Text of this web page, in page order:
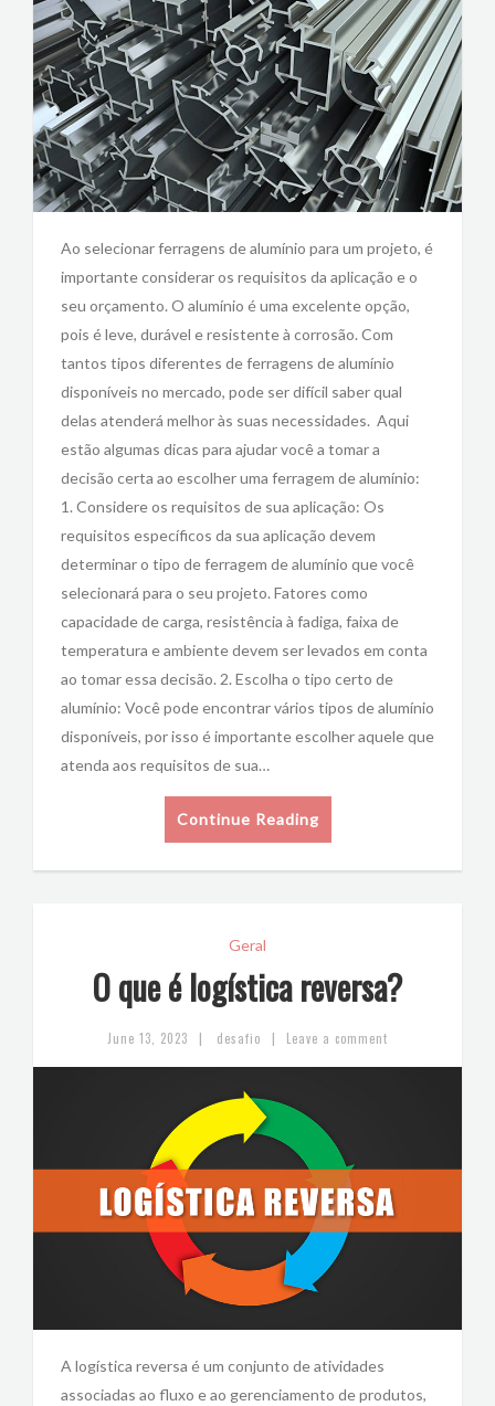
Ao selecionar ferragens de alumínio para um projeto, é
importante considerar os requisitos da aplicação e o
seu orçamento. O alumínio é uma excelente opção,
pois é leve, durável e resistente à corrosão. Com
tantos tipos diferentes de ferragens de alumínio
disponíveis no mercado, pode ser difícil saber qual
delas atenderá melhor às suas necessidades. Aqui
estão algumas dicas para ajudar você a tomar a
decisão certa ao escolher uma ferragem de alumínio:
1. Considere os requisitos de sua aplicação: Os
requisitos específicos da sua aplicação devem
determinar o tipo de ferragem de alumínio que você
selecionará para o seu projeto. Fatores como
capacidade de carga, resistência à fadiga, faixa de
temperatura e ambiente devem ser levados em conta
ao tomar essa decisão. 2. Escolha o tipo certo de
alumínio: Você pode encontrar vários tipos de alumínio
disponíveis, por isso é importante escolher aquele que
atenda aos requisitos de sua…
Continue Reading
Geral
O que é logística reversa?
June 13, 2023 | desafio | Leave a comment
A logística reversa é um conjunto de atividades
associadas ao fluxo e ao gerenciamento de produtos,